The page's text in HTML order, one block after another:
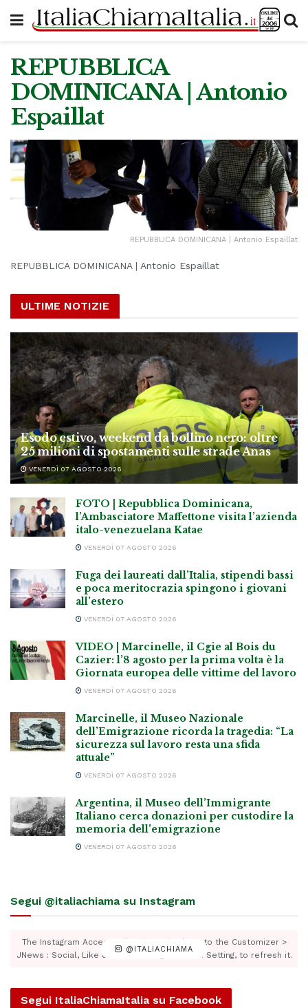
REPUBBLICA
DOMINICANA | Antonio
Espaillat
REPUBBLICA DOMINICANA | Antonio Espaillat
REPUBBLICA DOMINICANA | Antonio Espaillat
ULTIME NOTIZIE
Esodo estivo, weekend da bollino nero: oltre
25 milioni di spostamenti sulle strade Anas
VENERDÌ 07 AGOSTO 2026
FOTO | Repubblica Dominicana,
l’Ambasciatore Maffettone visita l’azienda
italo-venezuelana Katae
VENERDÌ 07 AGOSTO 2026
Fuga dei laureati dall’Italia, stipendi bassi
e poca meritocrazia spingono i giovani
all’estero
VENERDÌ 07 AGOSTO 2026
VIDEO | Marcinelle, il Cgie al Bois du
Cazier: l’8 agosto per la prima volta è la
Giornata europea delle vittime del lavoro
VENERDÌ 07 AGOSTO 2026
Marcinelle, il Museo Nazionale
dell’Emigrazione ricorda la tragedia: “La
sicurezza sul lavoro resta una sfida
attuale”
VENERDÌ 07 AGOSTO 2026
Argentina, il Museo dell’Immigrante
Italiano cerca donazioni per custodire la
memoria dell’emigrazione
VENERDÌ 07 AGOSTO 2026
Segui @italiachiama su Instagram
@ITALIACHIAMA
The Instagram Access Token is expired, Go to the Customizer >
JNews : Social, Like & View > Instagram Feed Setting, to refresh it.
Segui ItaliaChiamaItalia su Facebook